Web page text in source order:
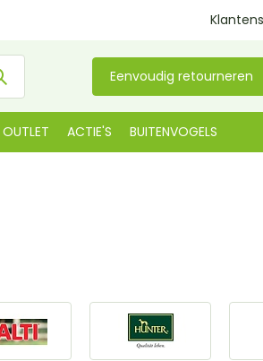
Eenvoudig retourneren
ACTIE'S BUITENVOGELS